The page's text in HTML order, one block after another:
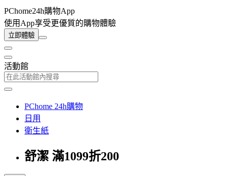
PChome24h購物App
使用App享受更優質的購物體驗
立即體驗
活動館
PChome 24h購物
日用
衛生紙
舒潔 滿1099折200